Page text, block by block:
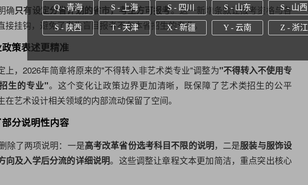
确只有设定分省计划的省市，考生方可报考。这一新增条款让报考资格与各
接挂钩，避免了考生盲目报考不在本省招生的专业。
策表述更精准
上，2026年简章将原来的"不得转入非艺术类专业"调整为"不得转入不使用专
生的专业"。这个变化让政策边界更加清晰，既保障了艺术类招生的公平
在艺术设计相关领域的内部流动保留了空间。
分说明性内容
除了两项说明：一是高考改革省份选考科目不限的说明，二是服装与服饰设
向及入学后分流的详细说明。这些调整让章程文本更加简洁，重点突出核心
Q - 青海 S - 上海 S - 四川 S - 山东 S - 山西
S - 陕西 T - 天津 X - 新疆 Y - 云南 Z - 浙江